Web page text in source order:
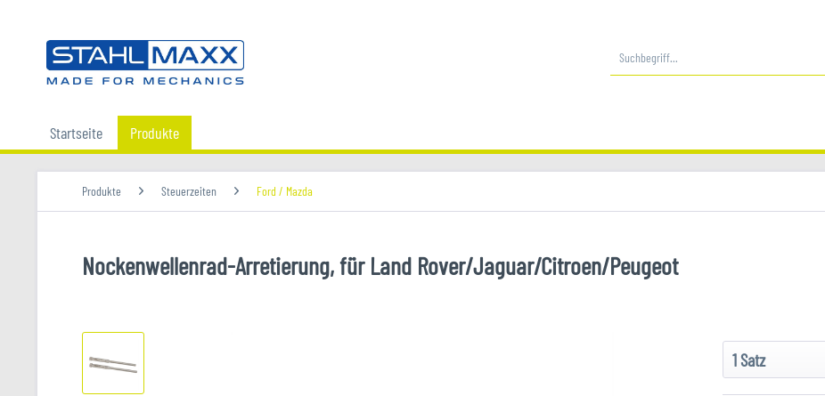
Startseite Produkte
Produkte Steuerzeiten Ford / Mazda
Nockenwellenrad-Arretierung, für Land Rover/Jaguar/Citroen/Peugeot